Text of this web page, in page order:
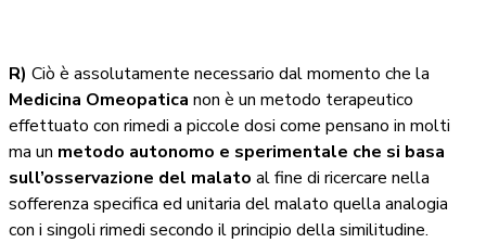
R) Ciò è assolutamente necessario dal momento che la
Medicina Omeopatica non è un metodo terapeutico
effettuato con rimedi a piccole dosi come pensano in molti
ma un metodo autonomo e sperimentale che si basa
sull’osservazione del malato al fine di ricercare nella
sofferenza specifica ed unitaria del malato quella analogia
con i singoli rimedi secondo il principio della similitudine.